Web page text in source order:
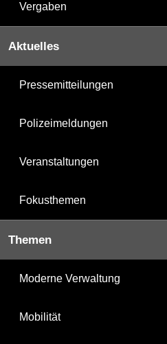
Vergaben
Aktuelles
Pressemitteilungen
Polizeimeldungen
Veranstaltungen
Fokusthemen
Themen
Moderne Verwaltung
Mobilität